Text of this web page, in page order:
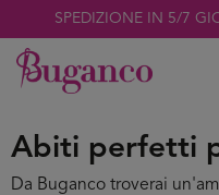
SPEDIZIONE IN 5/7
Abiti perfetti
Da Buganco troverai